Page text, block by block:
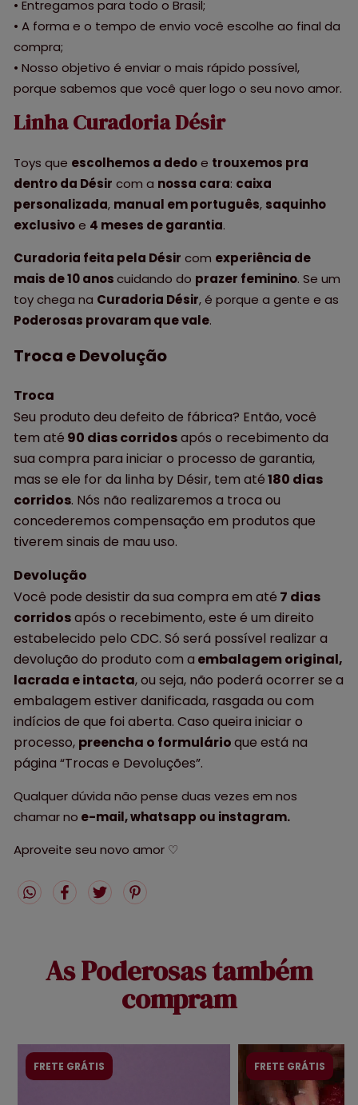
• Entregamos para todo o Brasil;
• A forma e o tempo de envio você escolhe ao final da
compra;
• Nosso objetivo é enviar o mais rápido possível,
porque sabemos que você quer logo o seu novo amor.
Linha Curadoria Désir
Toys que escolhemos a dedoe trouxemos pra
dentro da Désir com a nossa cara: caixa
personalizada, manual em português, saquinho
exclusivoe 4 meses de garantia.
Curadoria feita pela Désir com experiência de
mais de 10 anoscuidando do prazer feminino. Se um
toy chega na Curadoria Désir, é porque a gente e as
Poderosas provaram que vale.
Troca e Devolução
Troca
Seu produto deu defeito de fábrica? Então, você
tem até 90 dias corridosapós o recebimento da
sua compra para iniciar o processo de garantia,
mas se ele for da linha by Désir, tem até180 dias
corridos. Nós não realizaremos a troca ou
concederemos compensação em produtos que
tiverem sinais de mau uso.
Devolução
Você pode desistir da sua compra em até 7 dias
corridosapós o recebimento, este é um direito
estabelecido pelo CDC. Só será possível realizar a
devolução do produto com a embalagem original,
lacrada e intacta, ou seja, não poderá ocorrer se a
embalagem estiver danificada, rasgada ou com
indícios de que foi aberta. Caso queira iniciar o
processo, preencha o formulárioque está na
página “Trocas e Devoluções”.
Qualquer dúvida não pense duas vezes em nos
chamar no e-mail, whatsapp ou instagram.
Aproveite seu novo amor ♡
As Poderosas também
compram
FRETE GRÁTIS FRETE GRÁTIS